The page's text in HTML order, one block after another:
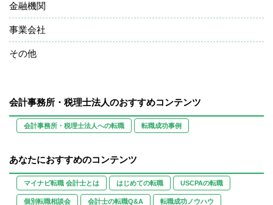
金融機関
事業会社
その他
会計事務所・税理士法人のおすすめコンテンツ
会計事務所・税理士法人への転職 転職成功事例
あなたにおすすめのコンテンツ
マイナビ転職 会計士とは はじめての転職 USCPAの転職
個別転職相談会 会計士の転職Q&A 転職成功ノウハウ